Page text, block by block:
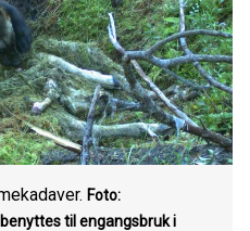
Foto:
til engangsbruk i